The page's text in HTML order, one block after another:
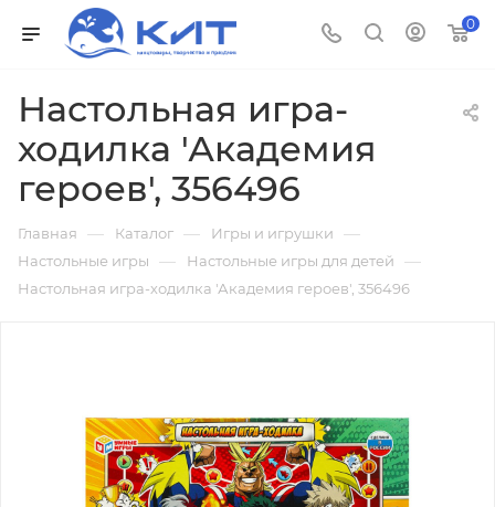
0
Настольная игра-
ходилка 'Академия
героев', 356496
Главная — Каталог — Игры и игрушки —
Настольные игры — Настольные игры для детей —
Настольная игра-ходилка 'Академия героев', 356496